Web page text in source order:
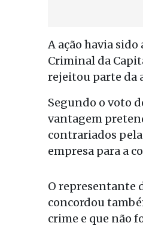
A ação havia
Criminal da
rejeitou parte da
Segundo o voto
vantagem
contrariados
empresa para a
O representante
concordou
crime e que não